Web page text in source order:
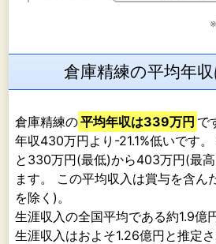
練、染色、捺染、樹脂加工等
工、販売を行っております。
親会社の丸井織物株式会社は
す。また、当社との染色委託
染・織工程一貫での競争力あ
取り組んでおります。
株式会社ソーコ流通サービス
等を行っております。
機械製造販売業
コーコク機械株式会社は、主
倉庫精練の平均年収
倉庫精練の平均年収は339万円 で
年収430万円より-21.1%低いです
と330万円(最低)から403万円(最
ます。 この平均収入は賞与を含ん
を除く)。
生涯収入の全国平均である約1.9億
生涯収入はおよそ1.26億円と推定さ